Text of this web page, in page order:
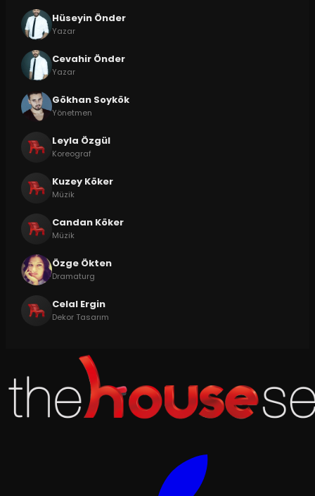
Hüseyin Önder
Yazar
Cevahir Önder
Yazar
Gökhan Soykök
Yönetmen
Leyla Özgül
Koreograf
Kuzey Köker
Müzik
Candan Köker
Müzik
Özge Ökten
Dramaturg
Celal Ergin
Dekor Tasarım